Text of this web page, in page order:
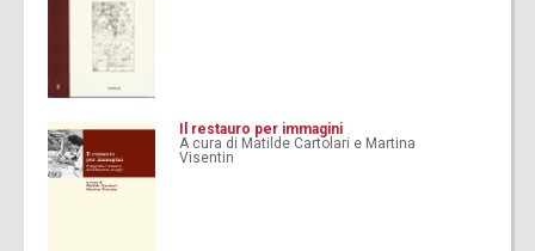
Il restauro per immagini
A cura di Matilde Cartolari e Martina
Visentin